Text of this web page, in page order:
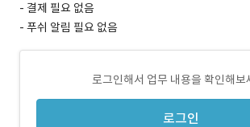
- 결제 필요 없음
- 푸쉬 알림 필요 없음
로그인해서 업무 내용을 확인해보
로그인